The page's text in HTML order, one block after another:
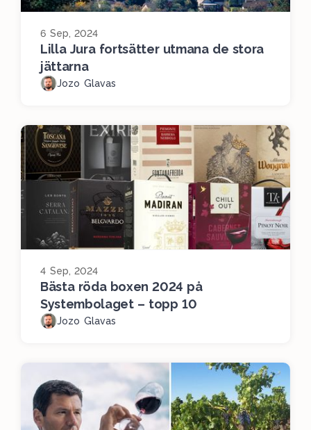
6 Sep, 2024
Lilla Jura fortsätter utmana de stora
jättarna
Jozo Glavas
4 Sep, 2024
Bästa röda boxen 2024 på
Systembolaget – topp 10
Jozo Glavas